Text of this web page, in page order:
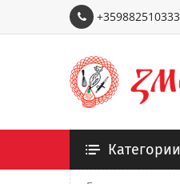
+359882510333
Категории